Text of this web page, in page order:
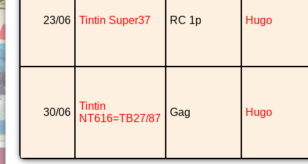
23/06 Tintin Super37 RC 1p Hugo
30/06
Tintin
NT616=TB27/87
Gag Hugo